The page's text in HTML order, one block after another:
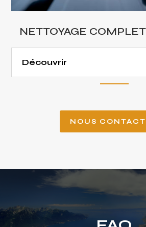
NETTOYAGE COMPLET
Découvrir
NOUS